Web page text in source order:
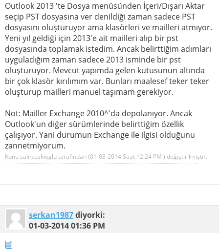
Outlook 2013 'te Dosya menüsünden İçeri/Dışarı Aktar
seçip PST dosyasına ver denildiği zaman sadece PST
dosyasını oluşturuyor ama klasörleri ve mailleri atmıyor.
Yeni yıl geldiği için 2013'e ait mailleri alıp bir pst
dosyasında toplamak istedim. Ancak belirttiğim adımları
uyguladığım zaman sadece 2013 isminde bir pst
oluşturuyor. Mevcut yapımda gelen kutusunun altında
bir çok klasör kırılımım var. Bunları maalesef teker teker
oluşturup mailleri manuel taşımam gerekiyor.
Not: Mailler Exchange 2010^'da depolanıyor. Ancak
Outlook'un diğer sürümlerinde belirttiğim özellik
çalışıyor. Yani durumun Exchange ile ilgisi olduğunu
zannetmiyorum.
Konu salih.eskioglu tarafından (01-03-2014 Saat 12:24 PM ) değiştirilmiştir.
serkan1987diyorki:
01-03-201401:36 PM